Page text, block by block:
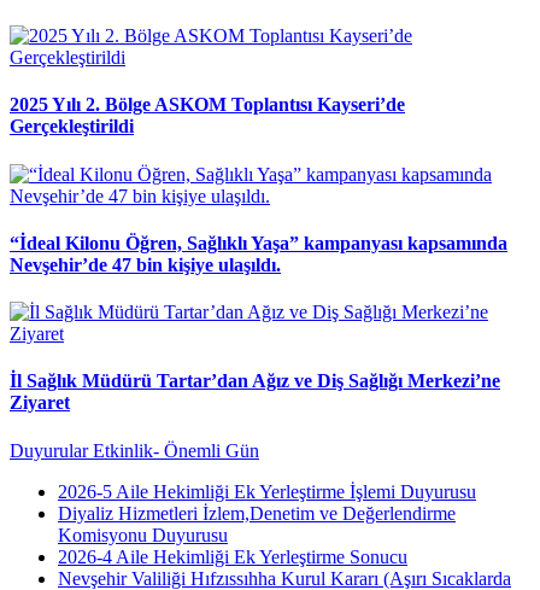
2025 Yılı 2. Bölge ASKOM Toplantısı Kayseri’de
Gerçekleştirildi
“İdeal Kilonu Öğren, Sağlıklı Yaşa” kampanyası kapsamında
Nevşehir’de 47 bin kişiye ulaşıldı.
İl Sağlık Müdürü Tartar’dan Ağız ve Diş Sağlığı Merkezi’ne
Ziyaret
DuyurularEtkinlik- Önemli Gün
2026-5 Aile Hekimliği Ek Yerleştirme İşlemi Duyurusu
Diyaliz Hizmetleri İzlem,Denetim ve Değerlendirme
Komisyonu Duyurusu
2026-4 Aile Hekimliği Ek Yerleştirme Sonucu
Nevşehir Valiliği Hıfzıssıhha Kurul Kararı (Aşırı Sıcaklarda